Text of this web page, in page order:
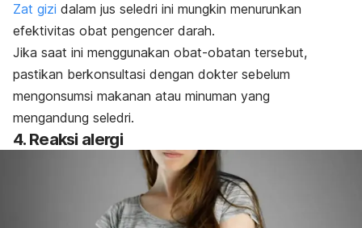
Zat gizi dalam jus seledri ini mungkin menurunkan
efektivitas obat pengencer darah.
Jika saat ini menggunakan obat-obatan tersebut,
pastikan berkonsultasi dengan dokter sebelum
mengonsumsi makanan atau minuman yang
mengandung seledri.
4. Reaksi alergi